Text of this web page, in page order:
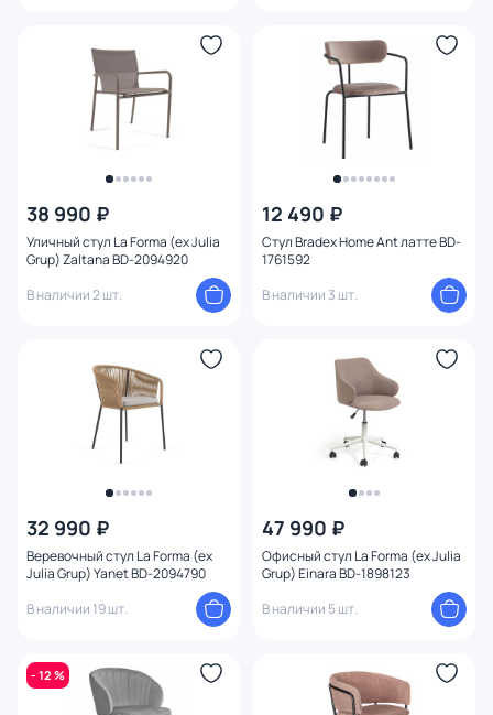
38 990 ₽
Уличный стул La Forma (ex Julia
Grup) Zaltana BD-2094920
В наличии 2 шт.
12 490 ₽
Стул Bradex Home Ant латте BD-
1761592
В наличии 3 шт.
32 990 ₽
Веревочный стул La Forma (ex
Julia Grup) Yanet BD-2094790
В наличии 19 шт.
47 990 ₽
Офисный стул La Forma (ex Julia
Grup) Einara BD-1898123
В наличии 5 шт.
- 12 %